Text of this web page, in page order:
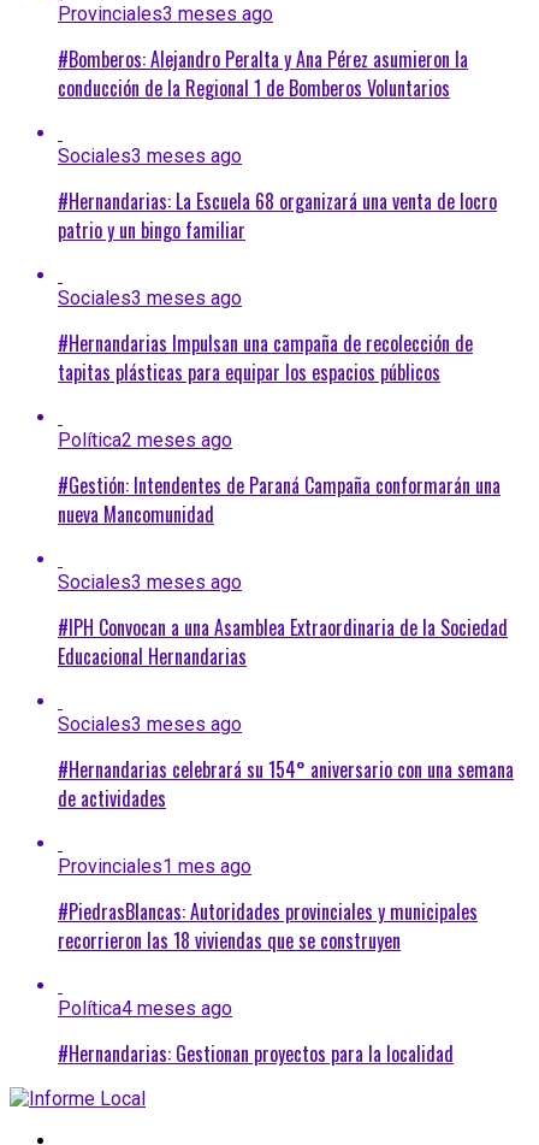
Provinciales3 meses ago
#Bomberos: Alejandro Peralta y Ana Pérez asumieron la
conducción de la Regional 1 de Bomberos Voluntarios
Sociales3 meses ago
#Hernandarias: La Escuela 68 organizará una venta de locro
patrio y un bingo familiar
Sociales3 meses ago
#Hernandarias Impulsan una campaña de recolección de
tapitas plásticas para equipar los espacios públicos
Política2 meses ago
#Gestión: Intendentes de Paraná Campaña conformarán una
nueva Mancomunidad
Sociales3 meses ago
#IPH Convocan a una Asamblea Extraordinaria de la Sociedad
Educacional Hernandarias
Sociales3 meses ago
#Hernandarias celebrará su 154° aniversario con una semana
de actividades
Provinciales1 mes ago
#PiedrasBlancas: Autoridades provinciales y municipales
recorrieron las 18 viviendas que se construyen
Política4 meses ago
#Hernandarias: Gestionan proyectos para la localidad